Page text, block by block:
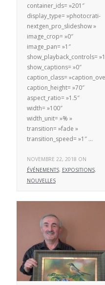
container_ids= »201″
display_type= »photocrati-
nextgen_pro_slideshow »
image_crop= »0″
image_pan= »1″
show_playback_controls=
show_captions= »0″
caption_class=
caption_height= »70″
aspect_ratio= »1.5″
width= »100″
width_unit= »% »
transition= »fade »
transition_speed= »1″ …
NOVEMBRE 22, 2018 ON
ÉVÉNEMENTS, EXPOSITIONS,
NOUVELLES